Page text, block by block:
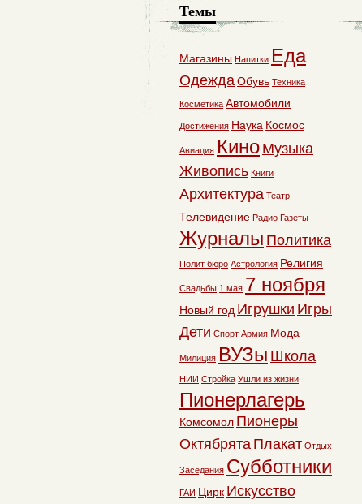
Темы
Магазины Напитки Еда
ОдеждаОбувь Техника
Косметика Автомобили
Достижения Наука Космос
Авиация Кино Музыка
Живопись Книги
Архитектура Театр
Телевидение Радио Газеты
Журналы Политика
Полит бюро Астрология Религия
Свадьбы 1 мая 7 ноября
Новый год Игрушки Игры
Дети Спорт Армия Мода
Милиция ВУЗы Школа
НИИ Стройка Ушли из жизни
Пионерлагерь
Комсомол Пионеры
Октябрята Плакат Отдых
Заседания Субботники
ГАИ Цирк Искусство